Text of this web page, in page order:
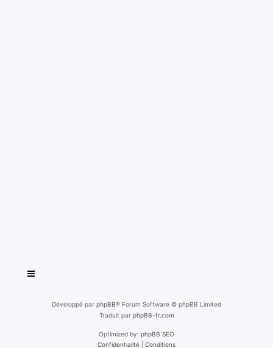
Développé par phpBB® Forum Software © phpBB Limited
Traduit par phpBB-fr.com
Optimized by: phpBB SEO
Confidentialité
Conditions